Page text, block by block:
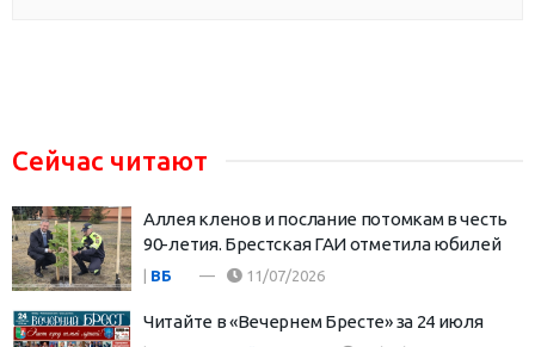
Сейчас читают
Аллея кленов и послание потомкам в честь
90-летия. Брестская ГАИ отметила юбилей
| ВБ 11/07/2026
Читайте в «Вечернем Бресте» за 24 июля